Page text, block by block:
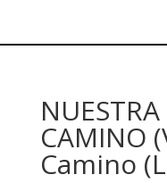
CAMINO
Camino